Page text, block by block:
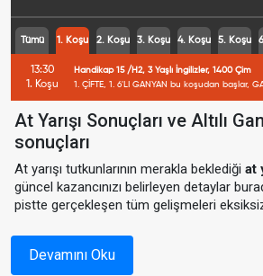
Tümü 1. Koşu 2. Koşu 3. Koşu 4. Koşu 5. Koşu
13:30
1. Koşu
Handikap 15 /H2, 3 Yaşlı İngilizler, 1400 Çim
1. ÇİFTE, 1. 6'LI GANYAN bu koşudan başlar,
At Yarışı Sonuçları ve Altılı
sonuçları
At yarışı tutkunlarının merakla beklediğiat
güncel kazancınızı belirleyen detaylar
pistte gerçekleşen tüm gelişmeleri
atlar, jokey bilgileri ve kazandırılan
analiz sunuyor.
Devamını Oku